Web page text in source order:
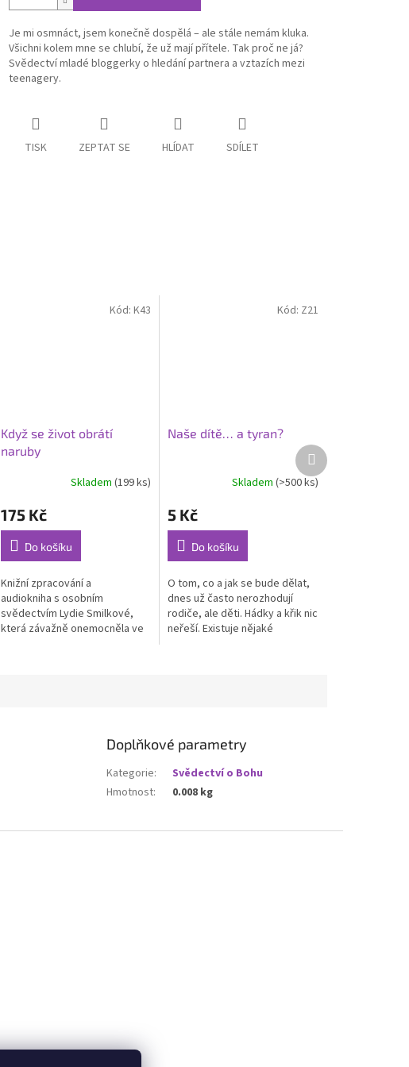
Je mi osmnáct, jsem konečně dospělá – ale stále nemám kluka.
Všichni kolem mne se chlubí, že už mají přítele. Tak proč ne já?
Svědectví mladé bloggerky o hledání partnera a vztazích mezi
teenagery.
TISK ZEPTAT SE HLÍDAT SDÍLET
Když se život obrátí
naruby
produktu
je
5,0
z
hvězdiček.
Skladem(199 ks)
175 Kč
Do košíku
Knižní zpracování a
audiokniha s osobním
svědectvím Lydie Smilkové,
která závažně onemocněla ve
Kód:K43
Naše dítě… a tyran?
Skladem (>500 ks)
5 Kč
Do košíku
O tom, co a jak se bude dělat,
dnes už často nerozhodují
rodiče, ale děti. Hádky a křik nic
neřeší. Existuje nějaké
Kód: Z21
Další
produkt
Doplňkové parametry
Kategorie:
Svědectví o Bohu
Hmotnost: 0.008 kg